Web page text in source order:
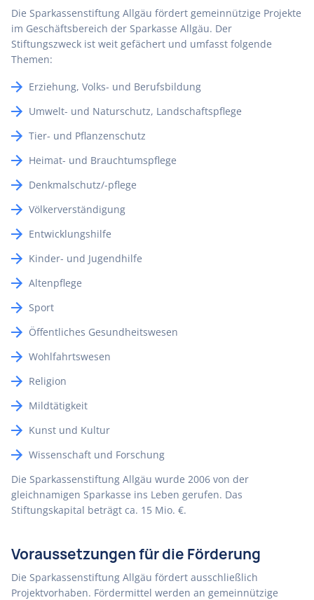
Die Sparkassenstiftung Allgäu fördert gemeinnützige Projekte
im Geschäftsbereich der Sparkasse Allgäu. Der
Stiftungszweck ist weit gefächert und umfasst folgende
Themen:
Erziehung, Volks- und Berufsbildung
Umwelt- und Naturschutz, Landschaftspflege
Tier- und Pflanzenschutz
Heimat- und Brauchtumspflege
Denkmalschutz/-pflege
Völkerverständigung
Entwicklungshilfe
Kinder- und Jugendhilfe
Altenpflege
Sport
Öffentliches Gesundheitswesen
Wohlfahrtswesen
Religion
Mildtätigkeit
Kunst und Kultur
Wissenschaft und Forschung
Die Sparkassenstiftung Allgäu wurde 2006 von der
gleichnamigen Sparkasse ins Leben gerufen. Das
Stiftungskapital beträgt ca. 15 Mio. €.
Voraussetzungen für die Förderung
Die Sparkassenstiftung Allgäu fördert ausschließlich
Projektvorhaben. Fördermittel werden an gemeinnützige